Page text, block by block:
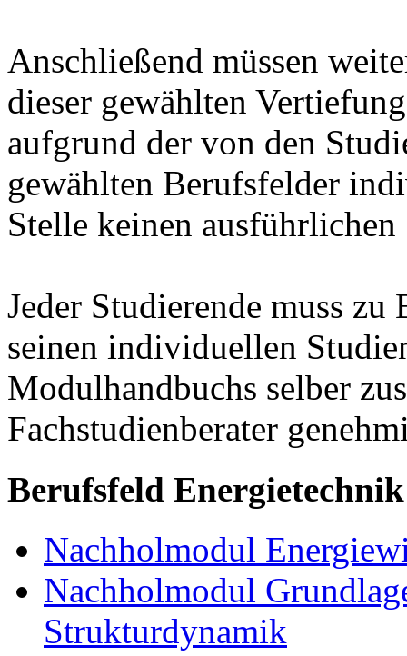
Anschließend müssen
dieser gewählten
aufgrund der von den
gewählten Berufsfelder
Stelle keinen
Jeder Studierende muss
seinen individuellen
Modulhandbuchs selber
Fachstudienberater
Berufsfeld Energietechnik
Nachholmodul
Nachholmodul
Strukturdynamik